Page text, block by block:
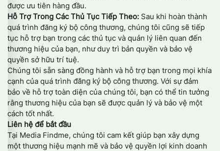
được ưu tiên hàng đầu.
Hỗ Trợ Trong Các Thủ Tục Tiếp Theo: Sau khi hoàn thành
quá trình đăng ký bộ công thương, chúng tôi cũng sẽ tiếp
tục hỗ trợ bạn trong các thủ tục và quản lý liên quan đến
thương hiệu của bạn, như duy trì bản quyền và bảo vệ
quyền sở hữu trí tuệ.
Chúng tôi sẵn sàng đồng hành và hỗ trợ bạn trong mọi khía
cạnh của quá trình đăng ký bộ công thương. Với sự đảm
bảo về hỗ trợ toàn diện của chúng tôi, bạn có thể tin tưởng
rằng thương hiệu của bạn sẽ được quản lý và bảo vệ một
cách tốt nhất.
Liên hệ để bắt đầu
Tại Media Findme, chúng tôi cam kết giúp bạn xây dựng
một thương hiệu mạnh mẽ và bảo vệ quyền lợi kinh doanh